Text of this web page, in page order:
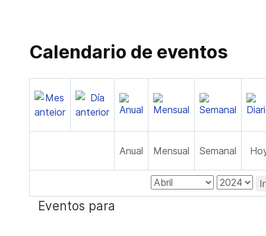
Calendario de eventos
Anual Mensual Semanal
Eventos para